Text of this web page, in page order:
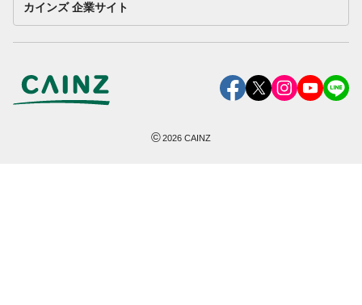
カインズ 企業サイト
©2026 CAINZ